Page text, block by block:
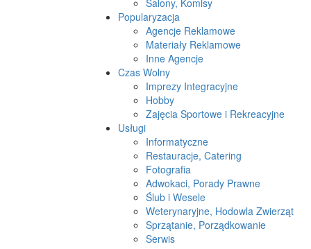
Salony, Komisy
Popularyzacja
Agencje Reklamowe
Materiały Reklamowe
Inne Agencje
Czas Wolny
Imprezy Integracyjne
Hobby
Zajęcia Sportowe i Rekreacyjne
Usługi
Informatyczne
Restauracje, Catering
Fotografia
Adwokaci, Porady Prawne
Ślub i Wesele
Weterynaryjne, Hodowla Zwierząt
Sprzątanie, Porządkowanie
Serwis